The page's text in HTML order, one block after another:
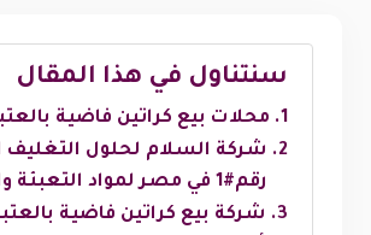
سنتناول في هذا المقال
محلات بيع كراتين فاضية
شركة السلام لحلول التغليف
رقم#1 في مصر لمواد التعبئة والتغليف
شركة بيع كراتين فاضية